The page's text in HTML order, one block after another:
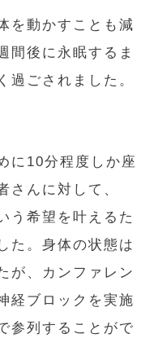
を動かすことも減
間後に永眠するま
過ごされました。
に10分程度しか座
さんに対して、
う希望を叶えるた
た。身体の状態は
が、カンファレン
経ブロックを実施
参列することがで